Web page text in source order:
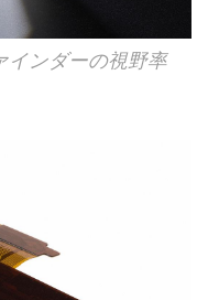
インダーの視野率